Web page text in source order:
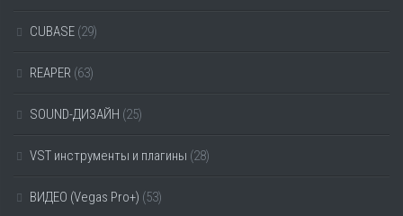
CUBASE (29)
REAPER (63)
SOUND-ДИЗАЙН (25)
VST инструменты и плагины (28)
ВИДЕО (Vegas Pro+) (53)